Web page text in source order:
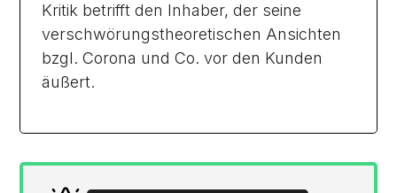
Kritik betrifft den Inhaber, der seine
verschwörungstheoretischen Ansichten
bzgl. Corona und Co. vor den Kunden
äußert.